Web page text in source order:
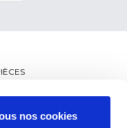
nos cookies